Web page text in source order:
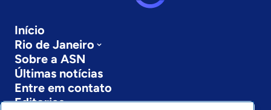
Início
Rio de Janeiro
Sobre a ASN
Últimas notícias
Entre em contato
Editorias